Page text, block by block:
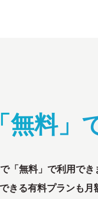
無料」
「無料」で利用でき
きる有料プランも月